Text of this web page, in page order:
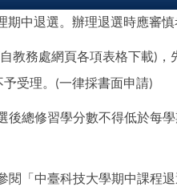
中退選。辦理退選時應審
教務處網頁各項表格下載)
受理。 (一律採書面申請)
總修習學分數不得低於每
「中臺科技大學期中課程退